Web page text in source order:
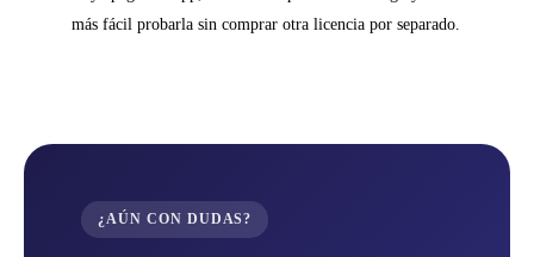
más fácil probarla sin comprar otra licencia por separado.
¿AÚN CON DUDAS?